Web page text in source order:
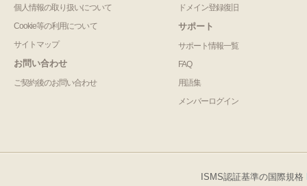
個人情報の取り扱いについて
Cookie等の利用について
サイトマップ
お問い合わせ
ご契約後のお問い合わせ
ドメイン登録復旧
サポート
サポート情報一覧
FAQ
用語集
メンバーログイン
ISMS認証基準の国際規格